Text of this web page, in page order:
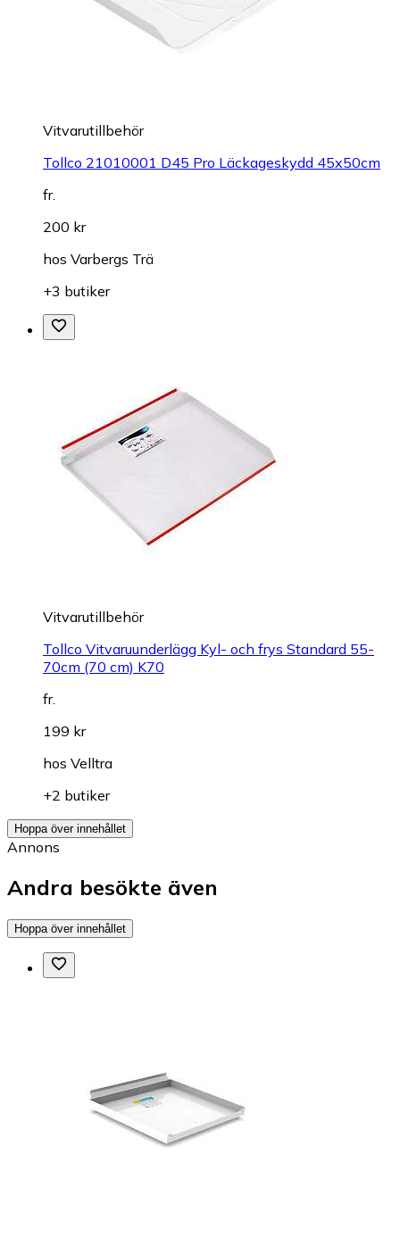
Vitvarutillbehör
Tollco 21010001 D45 Pro Läckageskydd 45x50cm
fr.
200 kr
hos Varbergs Trä
+3 butiker
Vitvarutillbehör
Tollco Vitvaruunderlägg Kyl- och frys Standard 55-
70cm (70 cm) K70
fr.
199 kr
hos Velltra
+2 butiker
Hoppa över innehållet
Annons
Andra besökte även
Hoppa över innehållet